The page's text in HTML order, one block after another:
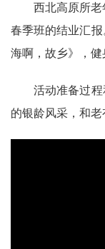
西北高原所
春季班的结业汇
海啊，故乡》，健
活动准备过
的银龄风采，和老